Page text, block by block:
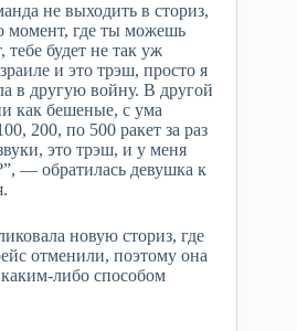
не выходить в сториз,
момент, где ты можешь
тебе будет не так уж
и это трэш, просто я
в другую войну. В другой
как бешеные, с ума
200, по 500 ракет за раз
это трэш, и у меня
— обратилась девушка к
новую сториз, где
отменили, поэтому она
либо способом